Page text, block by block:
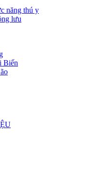
năng thú y
lưu
Biến